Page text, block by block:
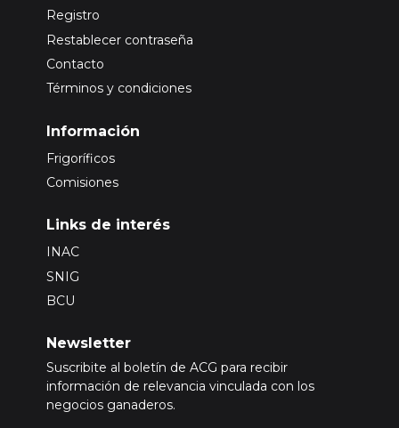
Registro
Restablecer contraseña
Contacto
Términos y condiciones
Información
Frigoríficos
Comisiones
Links de interés
INAC
SNIG
BCU
Newsletter
Suscribite al boletín de ACG para recibir
información de relevancia vinculada con los
negocios ganaderos.